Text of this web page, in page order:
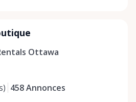
9:00 AM - 5:00 PM
Ottawa
) 458Annonces